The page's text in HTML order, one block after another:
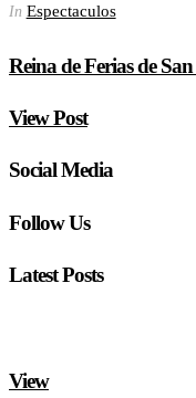
In Espectaculos
Reina de Ferias de
View Post
Social Media
Follow Us
Latest Posts
View